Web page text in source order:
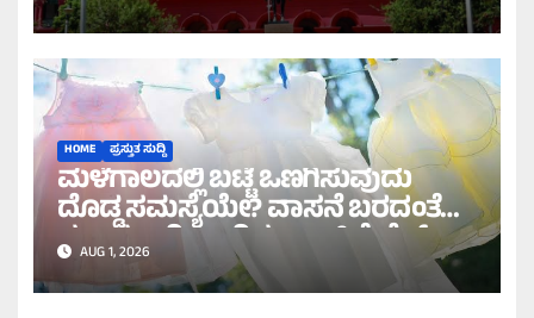
ಹೈಕೋರ್ಟ್ ಸೂಚನೆ!
HOME ಪ್ರಸ್ತುತ ಸುದ್ದಿ
ಮಳೆಗಾಲದಲ್ಲಿ ಬಟ್ಟೆ ಒಣಗಿಸುವುದು
ದೊಡ್ಡ ಸಮಸ್ಯೆಯೇ? ವಾಸನೆ ಬರದಂತೆ
ಸುಲಭವಾಗಿ ಒಣಗಿಸಲು ಇಲ್ಲಿವೆ ಬೆಸ್ಟ್
ಟಿಪ್ಸ್!
AUG 1, 2026